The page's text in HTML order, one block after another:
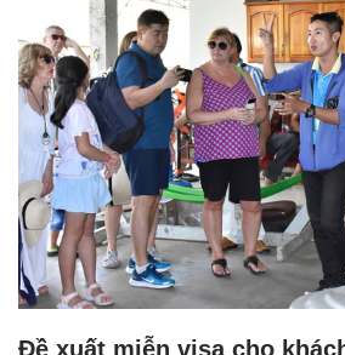
Đề xuất miễn visa cho